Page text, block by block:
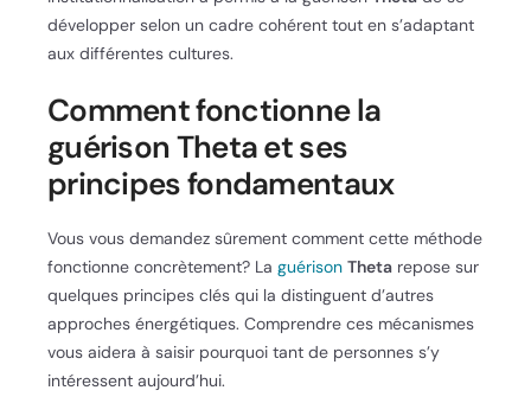
développer selon un cadre cohérent tout en s’adaptant
aux différentes cultures.
Comment fonctionne la
guérison Theta et ses
principes fondamentaux
Vous vous demandez sûrement comment cette méthode
fonctionne concrètement? La guérison Theta repose sur
quelques principes clés qui la distinguent d’autres
approches énergétiques. Comprendre ces mécanismes
vous aidera à saisir pourquoi tant de personnes s’y
intéressent aujourd’hui.